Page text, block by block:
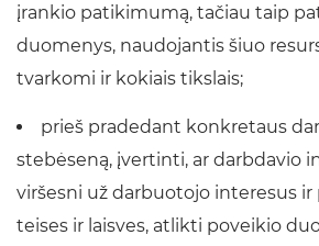
įrankio patikimumą, tačiau taip
duomenys, naudojantis šiuo
tvarkomi ir kokiais tikslais;
prieš pradedant konkretaus
stebėseną, įvertinti, ar darbdavio
viršesni už darbuotojo interesus
teises ir laisves, atlikti poveikio